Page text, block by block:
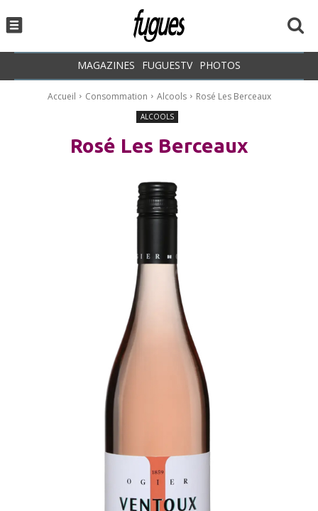
MAGAZINES FUGUESTV PHOTOS
Accueil Consommation Alcools Rosé Les Berceaux
ALCOOLS
Rosé Les Berceaux